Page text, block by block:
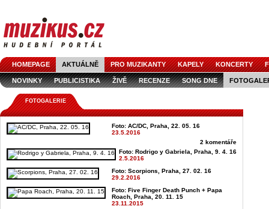
HOMEPAGE AKTUÁLNĚ PRO MUZIKANTY KAPELY KONCERTY
NOVINKY PUBLICISTIKA ŽIVĚ RECENZE SONG DNE
FOTOGALERIE
Foto: AC/DC, Praha, 22. 05. 16
23.5.2016
2 komentáře
Foto: Rodrigo y Gabriela, Praha, 9. 4. 16
2.5.2016
Foto: Scorpions, Praha, 27. 02. 16
29.2.2016
Foto: Five Finger Death Punch + Papa
Roach, Praha, 20. 11. 15
23.11.2015